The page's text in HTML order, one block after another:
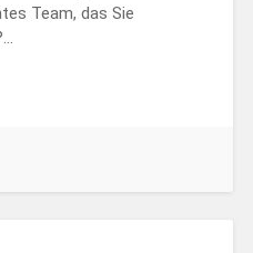
Team, das Sie